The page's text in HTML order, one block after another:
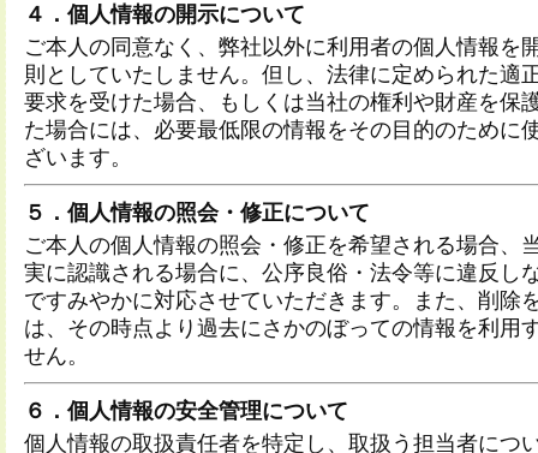
４．個人情報の開示について
ご本人の同意なく、弊社以外に利用者の個人情報を
則としていたしません。但し、法律に定められた適
要求を受けた場合、もしくは当社の権利や財産を保
た場合には、必要最低限の情報をその目的のために
ざいます。
５．個人情報の照会・修正について
ご本人の個人情報の照会・修正を希望される場合、
実に認識される場合に、公序良俗・法令等に違反し
ですみやかに対応させていただきます。また、削除
は、その時点より過去にさかのぼっての情報を利用
せん。
６．個人情報の安全管理について
個人情報の取扱責任者を特定し、取扱う担当者につ